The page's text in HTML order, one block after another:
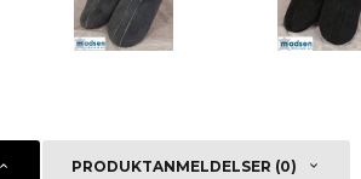
PRODUKTANMELDELSER (0)